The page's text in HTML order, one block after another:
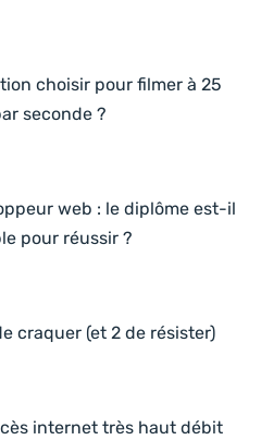
choisir pour filmer à 25
seconde ?
web : le diplôme est-il
pour réussir ?
craquer (et 2 de résister)
internet très haut débit